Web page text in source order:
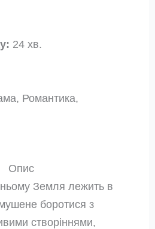
24 хв.
Романтика,
Опис
Земля лежить в
боротися з
створіннями,